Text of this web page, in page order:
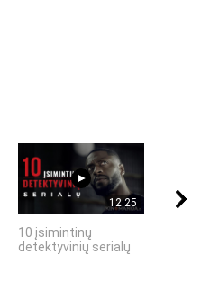
12:25
10 įsimintinų
detektyvinių serialų